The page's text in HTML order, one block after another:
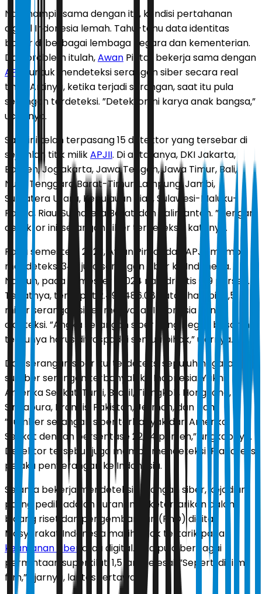
Nah, hampir sama dengan itu, kondisi pertahanan
digital Indonesia lemah. Tahu-tahu data identitas
bocor di berbagai lembaga negara dan kementerian.
Dari problem itulah,Awan Pintar bekerja sama dengan
APJII
untuk mendeteksi serangan siber secara real
time. Artinya, ketika terjadi serangan, saat itu pula
serangan terdeteksi. ”Detektor ini karya anak bangsa,”
ucapnya.
Saat ini telah terpasang 15 detektor yang tersebar di
sejumlah titik milikAPJII. Di antaranya, DKI Jakarta,
Banten, Jogjakarta, Jawa Tengah, Jawa Timur, Bali,
Nusa Tenggara Barat-Timur, Lampung, Jambi,
Sumatera Utara, Kepulauan Riau, Sulawesi-Maluku-
Papua, Riau, Sumatera Barat, dan Kalimantan. ”Dengan
detektor ini, serangan siber terdeteksi,” katanya.
Pada semester I 2023, Awan Pintar dan APJII mampu
mendeteksi 347 juta serangan siber ke Indonesia.
Namun, pada semester I 2024 naik drastis 619 persen.
Tepatnya, terdapat 2.499.486.085 atau hampir 2,5
miliar serangan siber menyasar Indonesia yang
dideteksi. ”Angka serangan siber yang begitu besar ini
tentunya harus diwaspadai semua pihak,” ujarnya.
Dari serangan siber itu, terdeteksi sepuluh negara
sumber serangan terbanyak ke Indonesia. Yakni,
Amerika Serikat, Turki, Brasil, Tiongkok, Hongkong,
Singapura, Prancis, Pakistan, Jerman, dan Iran.
”Sumber serangan siber terbanyak dari Amerika
Serikat dengan persentase 22,34 persen,” ungkapnya.
Detektor tersebut juga mampu mendeteksi IP address
pelaku penyerangan ke Indonesia.
Selama bekerja mendeteksi serangan siber, kejadian
paling pedih adalah kurangnya ketertarikan dalam
bidang riset dan pengembangan (RnD) digital.
Masyarakat Indonesia masih tidak tertarik pada
keamanan siber atau digital. Ada pula berbagai
permintaan superkilat, 1,5 jam selesai. ”Seperti di film-
film,” ujarnya, lantas tertawa.